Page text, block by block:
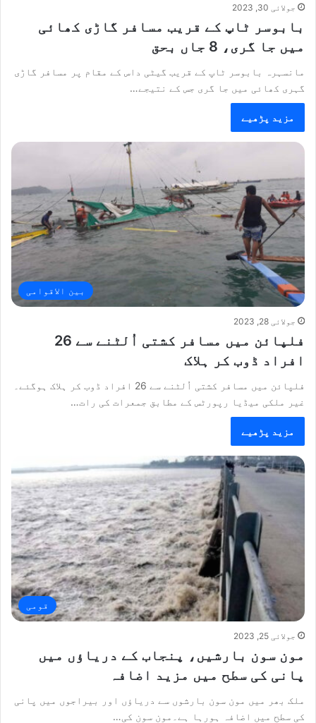
جولائی 30, 2023
بابوسر ٹاپ کے قریب مسافر گاڑی کھائی
میں جا گری، 8 جاں بحق
مانسہرہ بابوسر ٹاپ کے قریب گیٹی داس کے مقام پر مسافر گاڑی
گہری کھائی میں جا گری جس کے نتیجے…
مزید پڑھیے
بین الاقوامی
جولائی 28, 2023
فلپائن میں مسافر کشتی اُلٹنے سے 26
افراد ڈوب کر ہلاک
فلپائن میں مسافر کشتی اُلٹنے سے 26 افراد ڈوب کر ہلاک ہوگئے۔
غیر ملکی میڈیا رپورٹس کے مطابق جمعرات کی رات…
مزید پڑھیے
قومی
جولائی 25, 2023
مون سون بارشیں، پنجاب کے دریاؤں میں
پانی کی سطح میں مزید اضافہ
ملک بھر میں مون سون بارشوں سے دریاؤں اور بیراجوں میں پانی
کی سطح میں اضافہ ہورہا ہے۔مون سون کی…